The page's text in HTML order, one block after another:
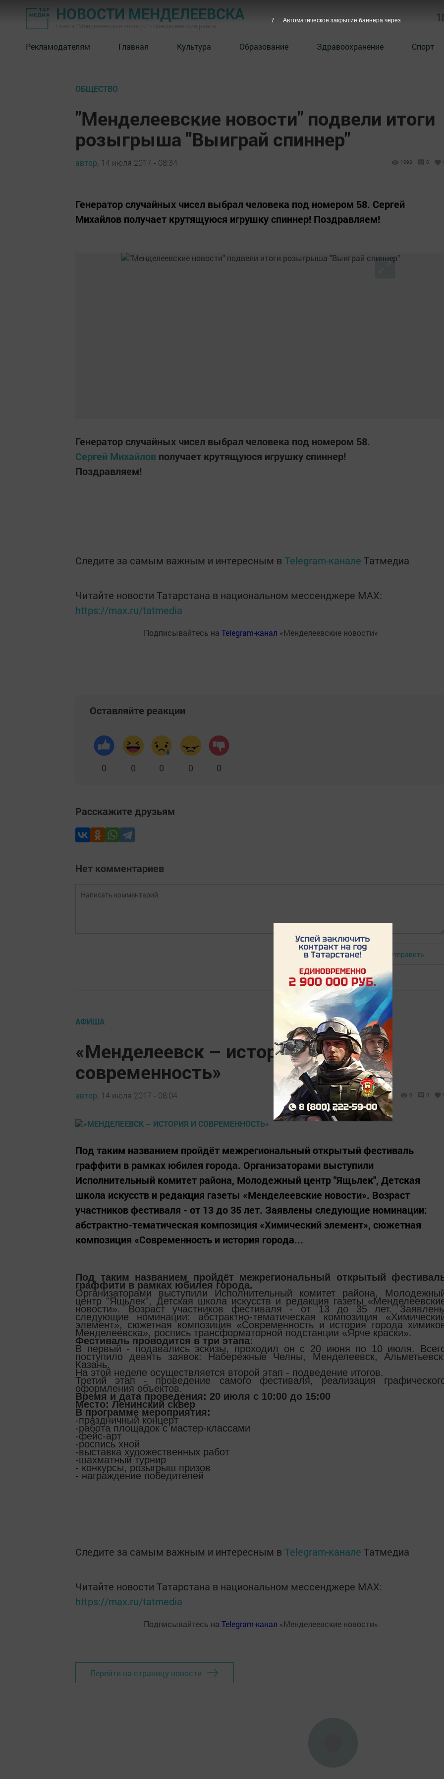
НОВОСТИ МЕНДЕЛЕЕВСКА
Рекламодателям Главная Культура Образование Здравоохранение Спорт
ОБЩЕСТВО
"Менделеевские новости" подвели итоги
розыгрыша "Выиграй спиннер"
автор, 14 июля 2017 - 08:34 1098 0
Генератор случайных чисел выбрал человека под номером 58. Сергей
Михайлов получает крутящуюся игрушку спиннер! Поздравляем!
Генератор случайных чисел выбрал человека под номером 58.
Сергей Михайлов получает крутящуюся игрушку спиннер!
Поздравляем!
Следите за самым важным и интересным в Telegram-канале Татмедиа
Читайте новости Татарстана в национальном мессенджере MАХ:
https://max.ru/tatmedia
Подписывайтесь на Telegram-канал «Менделеевские новости»
Оставляйте реакции
0 0 0 0 0
Расскажите друзьям
Нет комментариев
Авторизоваться Отправить
АФИША
«Менделеевск – история и
современность»
автор, 14 июля 2017 - 08:04 0 0
Под таким названием пройдёт межрегиональный открытый фестиваль
граффити в рамках юбилея города. Организаторами выступили
Исполнительный комитет района, Молодежный центр "Ящьлек", Детская
школа искусств и редакция газеты «Менделеевские новости». Возраст
участников фестиваля - от 13 до 35 лет. Заявлены следующие номинации:
абстрактно-тематическая композиция «Химический элемент», сюжетная
композиция «Современность и история города...
Под таким названием пройдёт межрегиональный открытый
граффити в рамках юбилея города.
Организаторами выступили Исполнительный комитет района,
центр "Ящьлек", Детская школа искусств и редакция газеты
новости». Возраст участников фестиваля - от 13 до 35 лет.
следующие номинации: абстрактно-тематическая композиция
элемент», сюжетная композиция «Современность и история города
Менделеевска», роспись трансформаторной подстанции «Ярче краски».
Фестиваль проводится в три этапа:
В первый - подавались эскизы, проходил он с 20 июня по 10 июля.
поступило девять заявок: Набережные Челны, Менделеевск,
Казань.
На этой неделе осуществляется второй этап - подведение итогов.
Третий этап - проведение самого фестиваля, реализация
оформления объектов.
Время и дата проведения: 20 июля с 10:00 до 15:00
Место: Ленинский сквер
В программе мероприятия:
-праздничный концерт
-работа площадок с мастер-классами
-фейс-арт
-роспись хной
-выставка художественных работ
-шахматный турнир
- конкурсы, розыгрыш призов
- награждение победителей
Следите за самым важным и интересным в Telegram-канале Татмедиа
Читайте новости Татарстана в национальном мессенджере MАХ:
https://max.ru/tatmedia
Подписывайтесь на Telegram-канал «Менделеевские новости»
Перейти на страницу новости
6 Автоматическое закрытие баннера через